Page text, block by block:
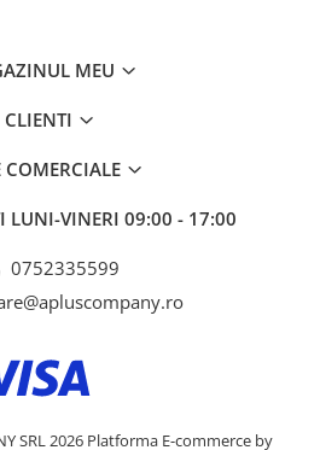
MEU
CLIENTI
COMERCIALE
LUNI-VINERI 09:00 - 17:00
0752335599
SRL 2026 Platforma E-commerce by